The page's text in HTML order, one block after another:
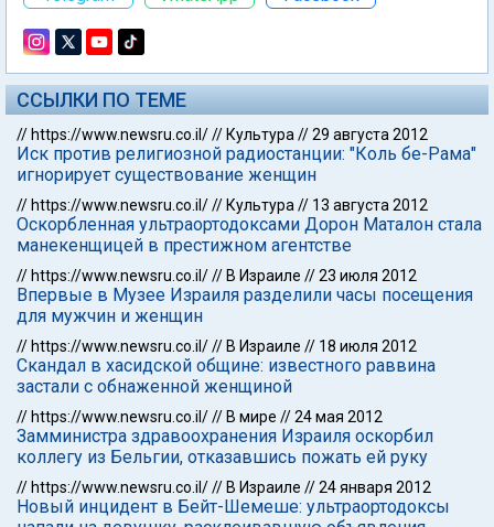
ССЫЛКИ ПО ТЕМЕ
// https://www.newsru.co.il/// Культура //29 августа 2012
Иск против религиозной радиостанции: "Коль бе-Рама"
игнорирует существование женщин
// https://www.newsru.co.il/// Культура // 13 августа 2012
Оскорбленная ультраортодоксами Дорон Маталон стала
манекенщицей в престижном агентстве
// https://www.newsru.co.il/// В Израиле //23 июля 2012
Впервые в Музее Израиля разделили часы посещения
для мужчин и женщин
// https://www.newsru.co.il/// В Израиле // 18 июля 2012
Скандал в хасидской общине: известного раввина
застали с обнаженной женщиной
// https://www.newsru.co.il/// В мире //24 мая 2012
Замминистра здравоохранения Израиля оскорбил
коллегу из Бельгии, отказавшись пожать ей руку
// https://www.newsru.co.il/// В Израиле //24 января 2012
Новый инцидент в Бейт-Шемеше: ультраортодоксы